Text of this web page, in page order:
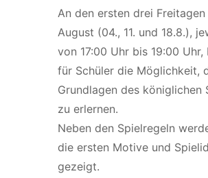
An den ersten drei Freitagen
August (04., 11. und 18.8.),
von 17:00 Uhr bis 19:00 Uhr,
für Schüler die Möglichkeit,
Grundlagen des königlichen
zu erlernen.
Neben den Spielregeln
die ersten Motive und
gezeigt.